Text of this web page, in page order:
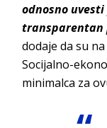
odnosno
transparentan
dodaje da su
Socijalno-
minimalca za